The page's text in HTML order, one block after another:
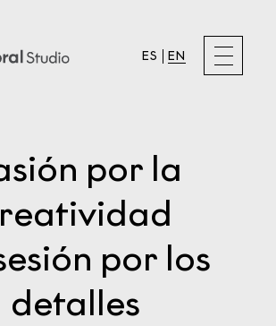
ES EN
por la
por los
detalles